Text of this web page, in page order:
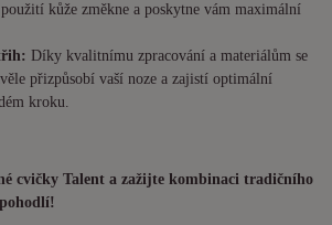
kůže změkne a poskytne vám maximální
Díky kvalitnímu zpracování a materiálům se
přizpůsobí vaší noze a zajistí optimální
kroku.
cvičky Talent a zažijte kombinaci tradičního